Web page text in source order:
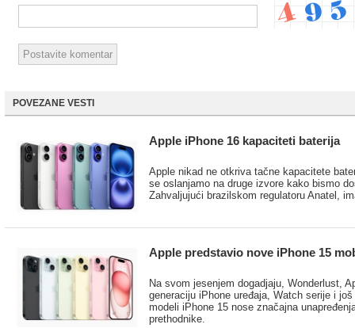
POVEZANE VESTI
Apple iPhone 16 kapaciteti baterija
Apple nikad ne otkriva tačne kapacitete
se oslanjamo na druge izvore kako bismo
Zahvaljujući brazilskom regulatoru Anatel,
Apple predstavio nove iPhone 15
Na svom jesenjem dogadjaju, Wonderlust,
generaciju iPhone uređaja, Watch serije i
modeli iPhone 15 nose značajna
prethodnike.